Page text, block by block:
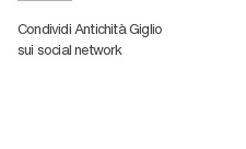
Condividi Antichità Giglio
sui social network